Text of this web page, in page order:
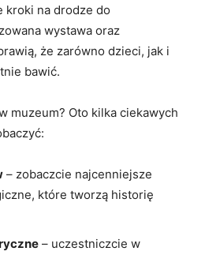
kroki na ‌drodze do
⁣wystawa oraz
że‌ zarówno dzieci, jak i
bawić.
muzeum? ​Oto ⁤kilka ciekawych
‍–⁣ zobaczcie ​najcenniejsze
⁣które tworzą‍ historię
​– uczestniczcie w